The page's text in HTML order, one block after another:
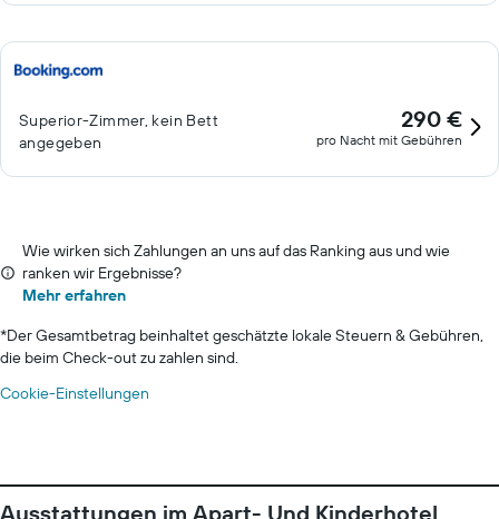
Superior-Zimmer, kein Bett
angegeben
290 €
pro Nacht mit Gebühren
Wie wirken sich Zahlungen an uns auf das Ranking aus und wie
ranken wir Ergebnisse?
Mehr erfahren
*Der Gesamtbetrag beinhaltet geschätzte lokale Steuern & Gebühren,
die beim Check-out zu zahlen sind.
Cookie-Einstellungen
Ausstattungen im Apart- Und Kinderhotel